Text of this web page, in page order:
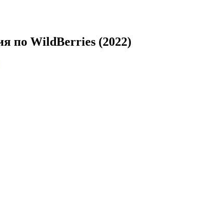
по WildBerries (2022)